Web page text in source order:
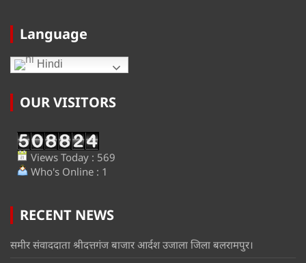
Language
Hindi
OUR VISITORS
Views Today : 569
Who's Online : 1
RECENT NEWS
समीर संवाददाता श्रीदत्तगंज बाजार आर्दश उजाला जिला बलरामपुर।